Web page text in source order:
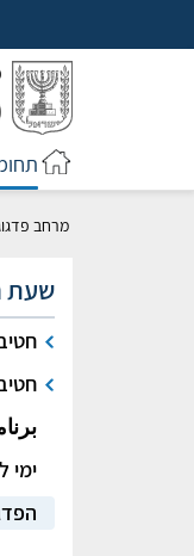
אל
מרחב
שעת
ימי